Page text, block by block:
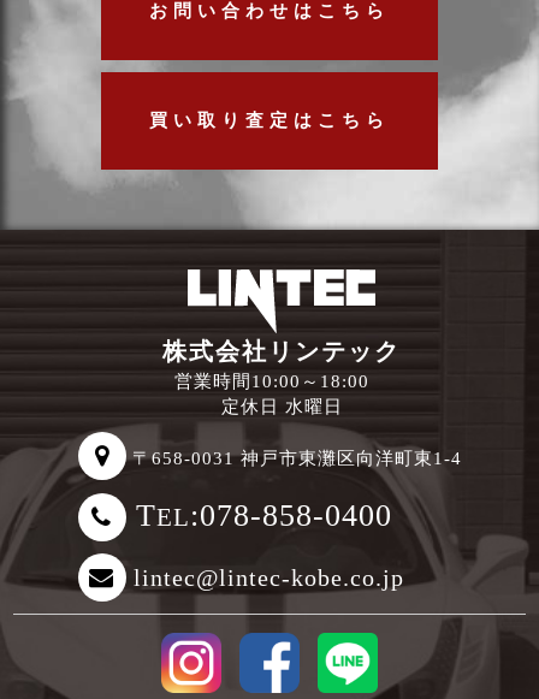
お問い合わせはこちら
買い取り査定はこちら
株式会社リンテック
営業時間10:00～18:00
定休日 水曜日
〒658-0031 神戸市東灘区向洋町東1-4
TEL:078-858-0400
lintec@lintec-kobe.co.jp